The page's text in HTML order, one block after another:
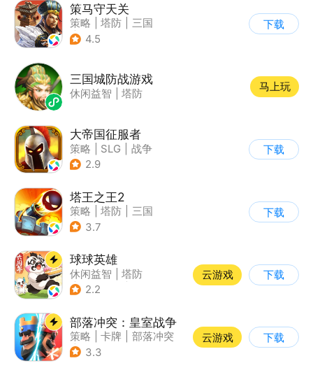
策马守天关
策略 塔防
三国
| 写实
4.5
下载
三国城防战游戏
休闲益智 塔防
马上玩
大帝国征服者
策略 SLG
战争
| 帝国时代
2.9
下载
塔王之王2
策略 塔防
三国
| 中国风
3.7
下载
球球英雄
休闲益智
塔防
| 战术竞技
2.2
云游戏 下载
部落冲突：皇室战争
策略 卡牌
部落冲突
| 卡通
3.3
云游戏 下载